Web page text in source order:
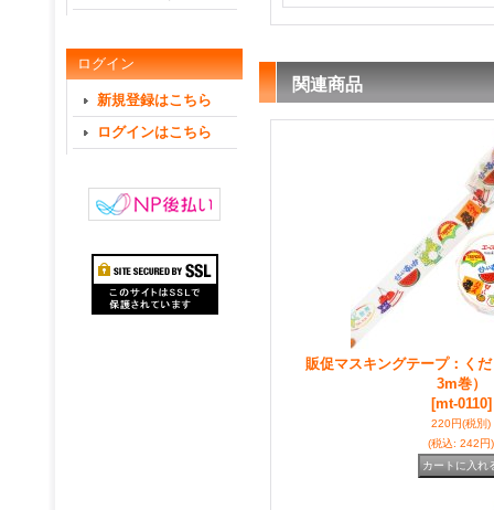
ログイン
新規登録はこちら
ログインはこちら
関連商品
販促マスキングテープ：く
3m巻）
[mt-0110]
220円(税別)
(税込: 242円)